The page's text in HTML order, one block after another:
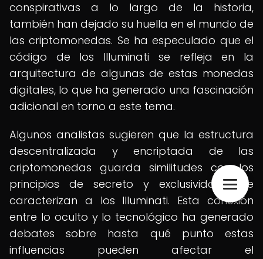
conspirativas a lo largo de la historia,
también han dejado su huella en el mundo de
las criptomonedas. Se ha especulado que el
código de los Illuminati se refleja en la
arquitectura de algunas de estas monedas
digitales, lo que ha generado una fascinación
adicional en torno a este tema.
Algunos analistas sugieren que la estructura
descentralizada y encriptada de las
criptomonedas guarda similitudes con los
principios de secreto y exclusividad que
caracterizan a los Illuminati. Esta conexión
entre lo oculto y lo tecnológico ha generado
debates sobre hasta qué punto estas
influencias pueden afectar el